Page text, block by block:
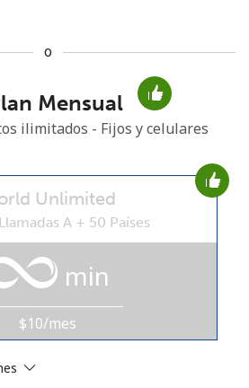
No se ha creado una contraseña
una minúscula
o
Mensual
ilimitados - Fijos y celulares
Unlimited
A + 50 Países
min
$10/mes